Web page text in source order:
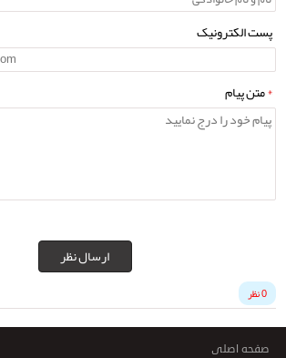
پست الکترونیک
*متن پیام
ارسال نظر
0 نظر
صفحه اصلی